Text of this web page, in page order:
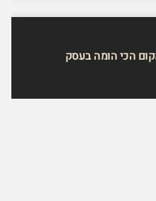
הכי הומה בעסק